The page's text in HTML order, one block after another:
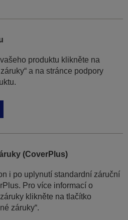
produktu klikněte na
a na stránce podpory
(CoverPlus)
i po uplynutí standardní záruční
Pro více informací o
klikněte na tlačítko
záruky“.